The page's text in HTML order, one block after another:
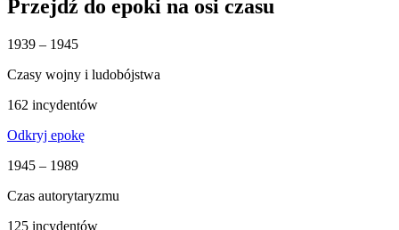
Przejdź do epoki na osi czasu
1939 – 1945
Czasy wojny i ludobójstwa
162 incydentów
Odkryj epokę
1945 – 1989
Czas autorytaryzmu
125 incydentów